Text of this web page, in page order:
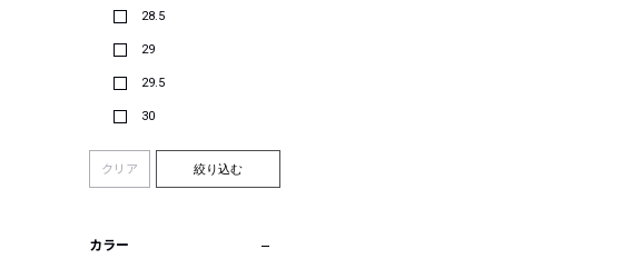
28.5
29
29.5
30
クリア 絞り込む
カラー